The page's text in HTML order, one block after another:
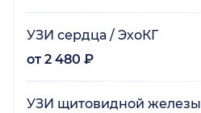
УЗИ сердца / ЭхоКГ
от 2 480 ₽
УЗИ щитовидной железы